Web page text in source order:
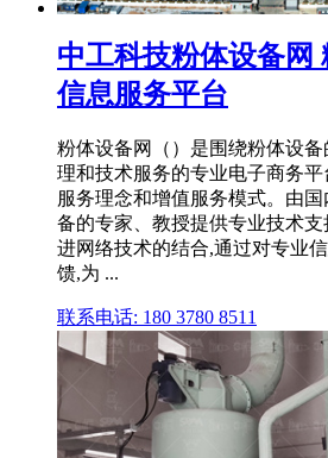
中工科技粉体设备网
信息服务平台
粉体设备网（）是围绕粉体设
理和技术服务的专业电子商务
服务理念和增值服务模式。由
备的专家、教授提供专业技术
进网络技术的结合,通过对专业
馈,为 ...
联系电话: 180 3780 8511